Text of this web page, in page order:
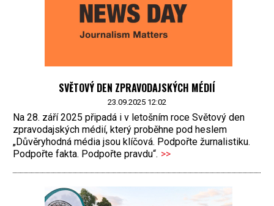
SVĚTOVÝ DEN ZPRAVODAJSKÝCH MÉDIÍ
23.09.2025 12:02
Na 28. září 2025 připadá i v letošním roce Světový den
zpravodajských médií, který proběhne pod heslem
„Důvěryhodná média jsou klíčová. Podpořte žurnalistiku.
Podpořte fakta. Podpořte pravdu“. >>